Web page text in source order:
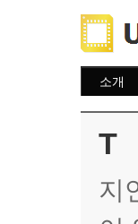
소개
T
지